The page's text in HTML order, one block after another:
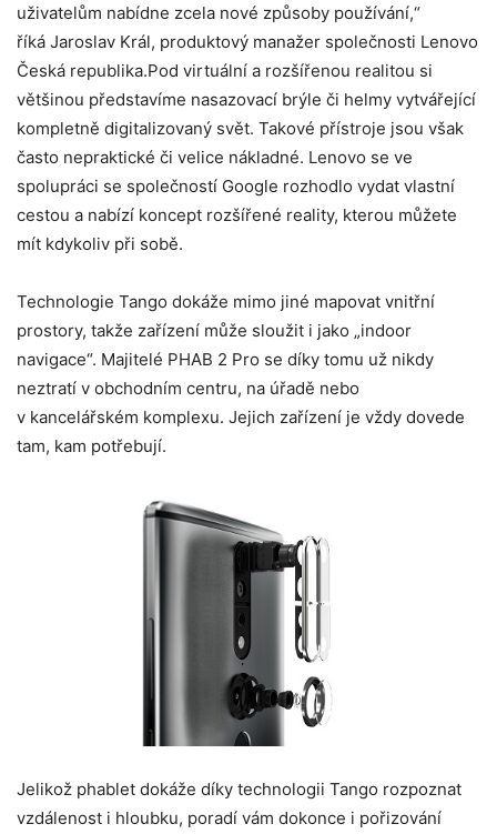
uživatelům nabídne zcela nové způsoby používání,“
říká Jaroslav Král, produktový manažer společnosti Lenovo
Česká republika.Pod virtuální a rozšířenou realitou si
většinou představíme nasazovací brýle či helmy vytvářející
kompletně digitalizovaný svět. Takové přístroje jsou však
často nepraktické či velice nákladné. Lenovo se ve
spolupráci se společností Google rozhodlo vydat vlastní
cestou a nabízí koncept rozšířené reality, kterou můžete
mít kdykoliv při sobě.
Technologie Tango dokáže mimo jiné mapovat vnitřní
prostory, takže zařízení může sloužit i jako „indoor
navigace“. Majitelé PHAB 2 Pro se díky tomu už nikdy
neztratí v obchodním centru, na úřadě nebo
v kancelářském komplexu. Jejich zařízení je vždy dovede
tam, kam potřebují.
Jelikož phablet dokáže díky technologii Tango rozpoznat
vzdálenost i hloubku, poradí vám dokonce i pořizování